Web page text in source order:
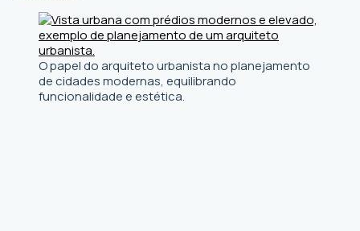
O papel do arquiteto urbanista no planejamento
de cidades modernas, equilibrando
funcionalidade e estética.